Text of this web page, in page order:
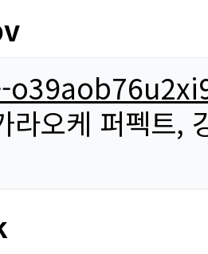
라오케 퍼펙트,